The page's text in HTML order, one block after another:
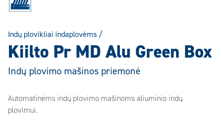
Indų plovikliai indaplovėms /
Kiilto Pr MD Alu Green Box
Indų plovimo mašinos priemonė
Automatinėms indų plovimo mašinoms aliuminio indų
plovimui.